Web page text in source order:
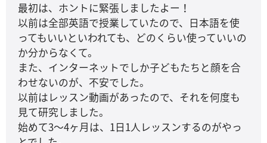
最初は、ホントに緊張しましたよー！
以前は全部英語で授業していたので、日本語を使
ってもいいといわれても、どのくらい使っていいの
か分からなくて。
また、インターネットでしか子どもたちと顔を合
わせないのが、不安でした。
以前はレッスン動画があったので、それを何度も
見て研究しました。
始めて3～4ヶ月は、1日1人レッスンするのがやっ